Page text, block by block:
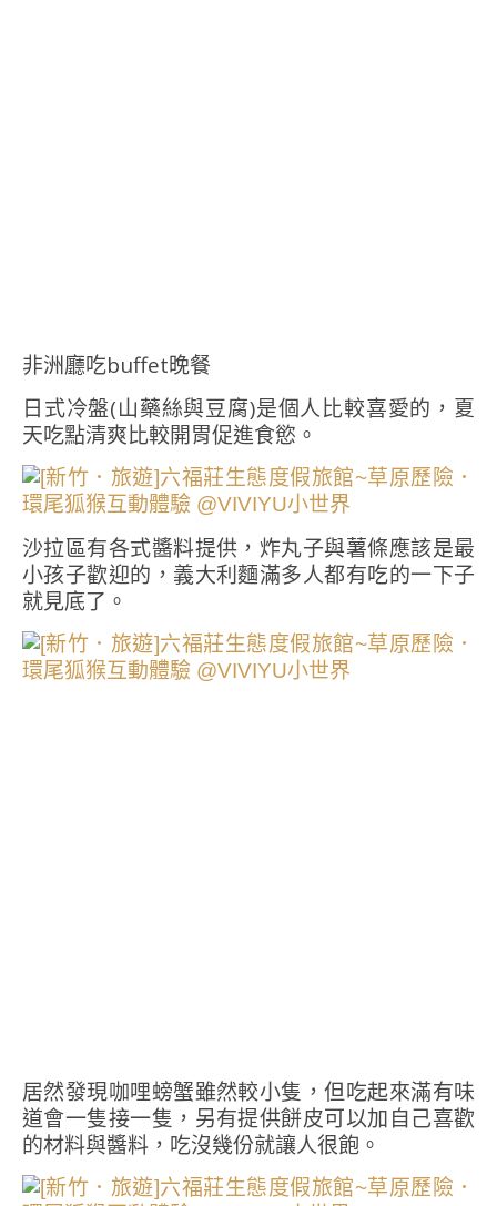
非洲廳吃buffet晚餐
日式冷盤(山藥絲與豆腐)是個人比較喜愛的，夏
天吃點清爽比較開胃促進食慾。
沙拉區有各式醬料提供，炸丸子與薯條應該是最
小孩子歡迎的，義大利麵滿多人都有吃的一下子
就見底了。
居然發現咖哩螃蟹雖然較小隻，但吃起來滿有味
道會一隻接一隻，另有提供餅皮可以加自己喜歡
的材料與醬料，吃沒幾份就讓人很飽。